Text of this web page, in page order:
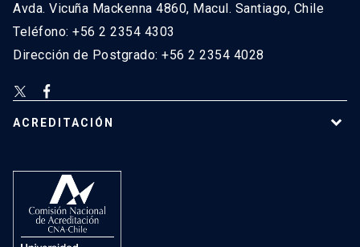
Avda. Vicuña Mackenna 4860, Macul. Santiago, Chile
Teléfono: +56 2 2354 4303
Dirección de Postgrado: +56 2 2354 4028
ACREDITACIÓN